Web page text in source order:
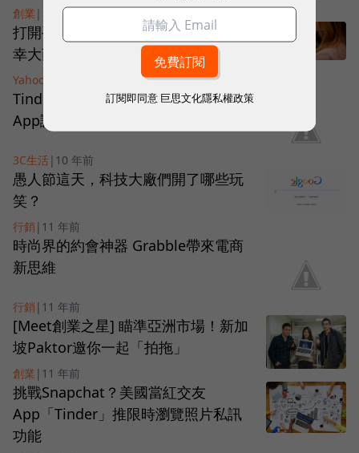
創業 | 10 年前
打開手機就能找情人！交友App小確
幸大商機
Yahoo
Tinder 翻新交友規則，全球最紅交友
App讓你以貌取人!
3C生活| 10 年前
愚人節這天，科技大廠們開了哪些玩
笑？
行銷 | 11 年前
時尚界的約會神器 Grabble帶來電商
新思維
行銷 | 11 年前
[Meet創業之星] 瞄準亞洲市場！新加
坡Paktor邀你一起「拍拖」
創業 | 11 年前
挑戰Snapchat？美國當紅交友
App「Tinder」推限時瀏覽照片私訊
功能
訂閱即同意 巨思文化隱私權政策